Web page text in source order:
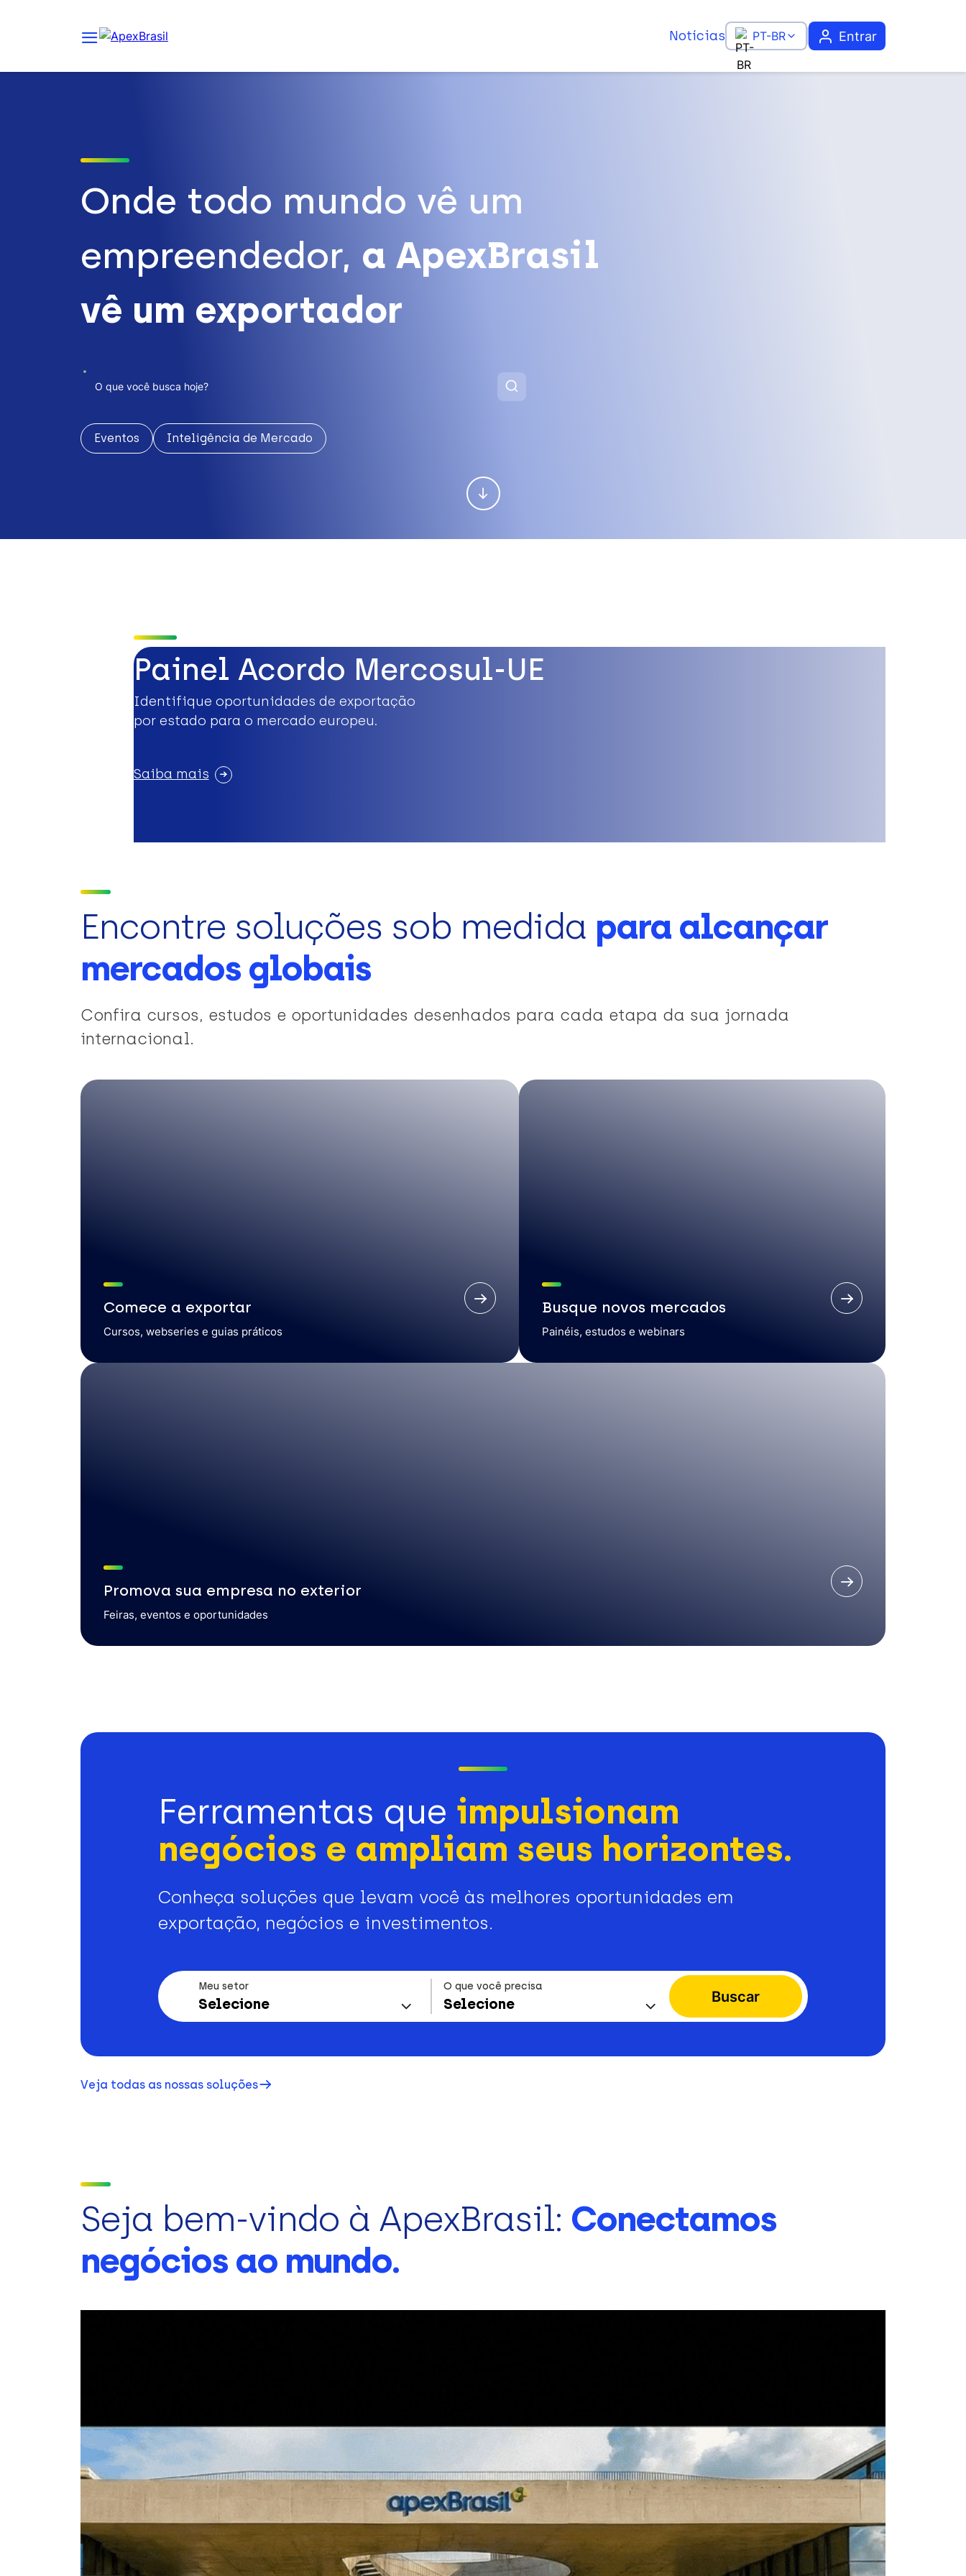
Notícias PT-BR Entrar
Onde todo mundo vê um
empreendedor, a ApexBrasil
vê um exportador
Eventos Inteligência de Mercado
Painel Acordo Mercosul-UE
Identifique oportunidades de exportação
por estado para o mercado europeu.
Saiba mais
Encontre soluções sob medida para alcançar
mercados globais
Confira cursos, estudos e oportunidades desenhados para cada etapa da sua jornada
internacional.
Comece a exportar
Cursos, webseries e guias práticos
Busque novos mercados
Painéis, estudos e webinars
Promova sua empresa no exterior
Feiras, eventos e oportunidades
Ferramentas que impulsionam
negócios e ampliam seus horizontes.
Conheça soluções que levam você às melhores oportunidades em
exportação, negócios e investimentos.
Meu setor
Selecione
O que você precisa
Selecione Buscar
Veja todas as nossas soluções
Seja bem-vindo à ApexBrasil: Conectamos
negócios ao mundo.